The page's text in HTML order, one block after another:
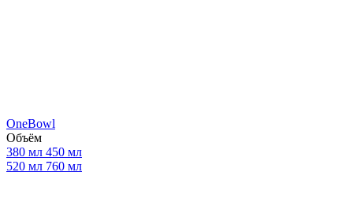
OneBowl
Объём
380 мл 450 мл
520 мл 760 мл